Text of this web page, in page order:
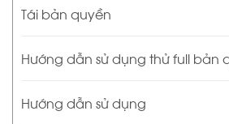
Tái bản quyền
Hướng dẫn sử dụng thử full bản
Hướng dẫn sử dụng